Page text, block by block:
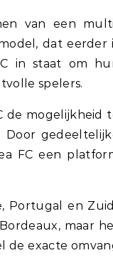
van een
dat eerder
in staat om
spelers.
de mogelijkheid
FC een
Portugal en
maar
de exacte